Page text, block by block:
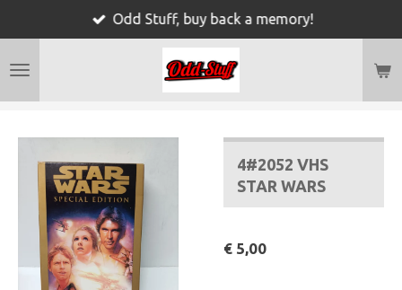
naar
Odd Stuff, buy back a memory!
4#2052 VHS
STAR WARS
€ 5,00